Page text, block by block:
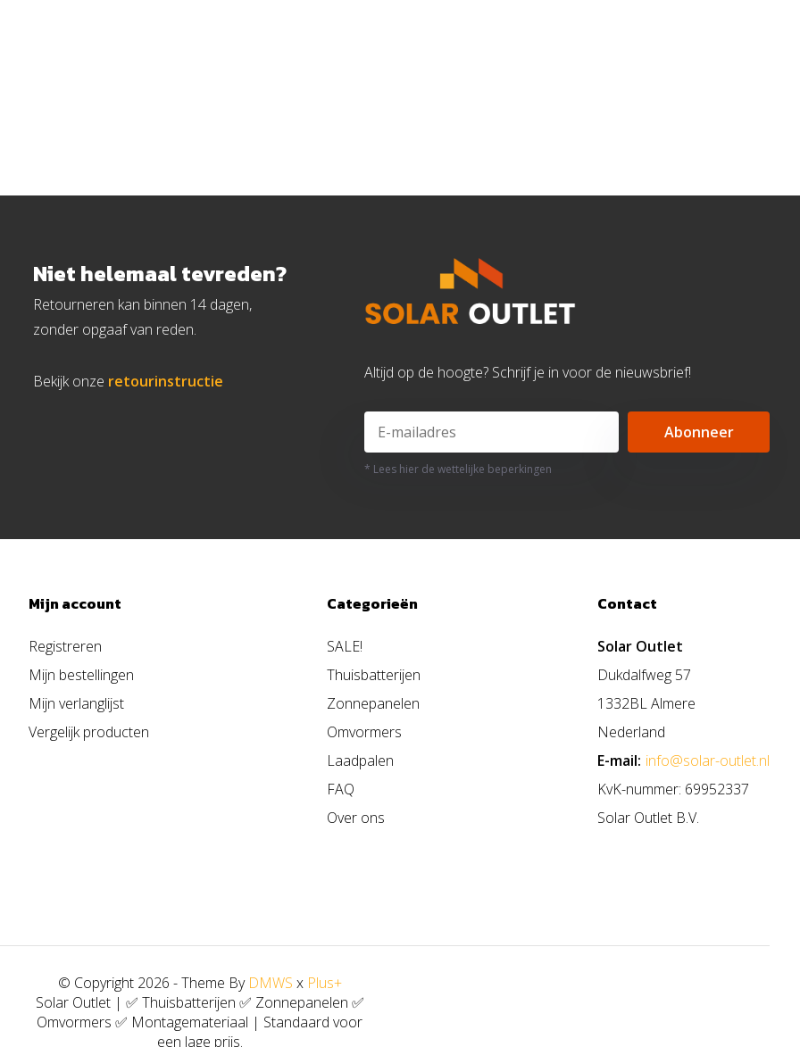
Niet helemaal tevreden?
Retourneren kan binnen 14 dagen,
zonder opgaaf van reden.
Bekijk onze retourinstructie Altijd op de hoogte? Schrijf je in voor de nieuwsbrief!
Abonneer
* Lees hier de wettelijke beperkingen
Mijn account
Registreren
Mijn bestellingen
Mijn verlanglijst
Vergelijk producten
Categorieën
SALE!
Thuisbatterijen
Zonnepanelen
Omvormers
Laadpalen
FAQ
Over ons
Contact
Solar Outlet
Dukdalfweg 57
1332BL Almere
Nederland
E-mail: info@solar-outlet.nl
KvK-nummer: 69952337
Solar Outlet B.V.
© Copyright 2026 - Theme By DMWS x Plus+
Solar Outlet | ✅ Thuisbatterijen ✅ Zonnepanelen ✅
Omvormers ✅ Montagemateriaal | Standaard voor
een lage prijs.